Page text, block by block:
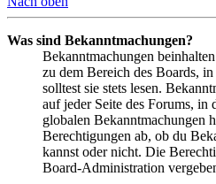
Was sind Bekanntmachungen?
Bekanntmachungen
zu dem Bereich des Boards,
solltest sie stets lesen.
auf jeder Seite des Forums, in
globalen Bekanntmachungen
Berechtigungen ab, ob du
kannst oder nicht. Die
Board-Administration